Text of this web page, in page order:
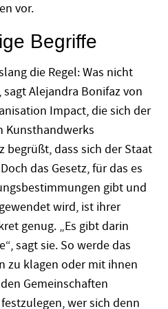
vor.
Begriffe
die Regel: Was nicht
Alejandra Bonifaz von
Impact, die sich der
Kunsthandwerks
begrüßt, dass sich der Staat
das Gesetz, für das es
gibt und
wird, ist ihrer
genug. „Es gibt darin
sagt sie. So werde das
zu klagen oder mit ihnen
Gemeinschaften
wer sich denn